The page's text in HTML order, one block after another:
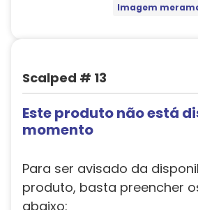
Imagem
Scalped # 13
Este produto não está
momento
Para ser avisado da
produto, basta preencher
abaixo: